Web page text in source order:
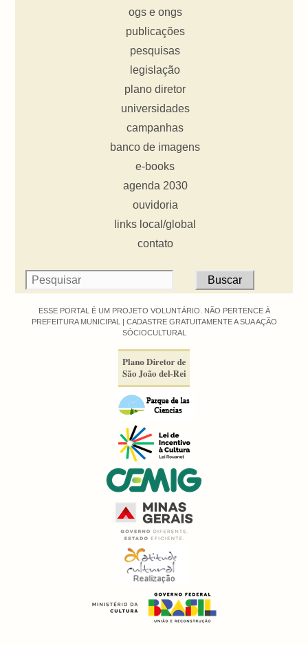
ogs e ongs
publicações
pesquisas
legislação
plano diretor
universidades
campanhas
banco de imagens
e-books
agenda 2030
ouvidoria
links local/global
contato
ESSE PORTAL É UM PROJETO VOLUNTÁRIO. NÃO PERTENCE À
PREFEITURA MUNICIPAL | CADASTRE GRATUITAMENTE A SUA AÇÃO
SÓCIOCULTURAL